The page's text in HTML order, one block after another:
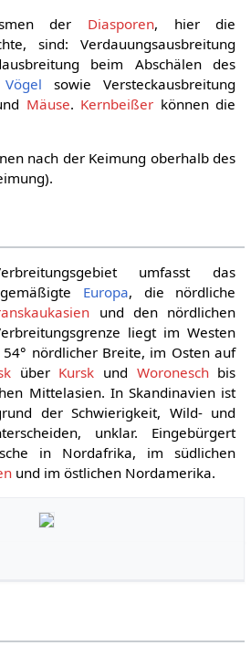
der Diasporen, hier die
sind: Verdauungsausbreitung
beim Abschälen des
Vögel sowie Versteckausbreitung
Mäuse. Kernbeißer können die
nach der Keimung oberhalb des
umfasst das
Europa, die nördliche
und den nördlichen
liegt im Westen
nördlicher Breite, im Osten auf
über Kursk und Woroneschbis
Mittelasien. In Skandinavien ist
der Schwierigkeit, Wild- und
unklar. Eingebürgert
in Nordafrika, im südlichen
und im östlichen Nordamerika.